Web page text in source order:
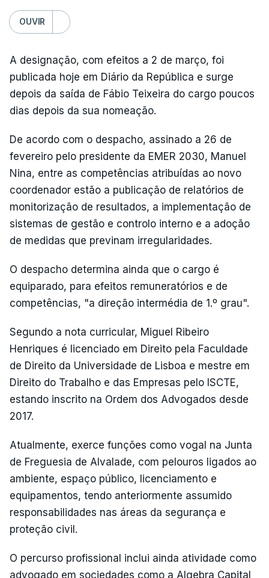
OUVIR
A designação, com efeitos a 2 de março, foi
publicada hoje em Diário da República e surge
depois da saída de Fábio Teixeira do cargo poucos
dias depois da sua nomeação.
De acordo com o despacho, assinado a 26 de
fevereiro pelo presidente da EMER 2030, Manuel
Nina, entre as competências atribuídas ao novo
coordenador estão a publicação de relatórios de
monitorização de resultados, a implementação de
sistemas de gestão e controlo interno e a adoção
de medidas que previnam irregularidades.
O despacho determina ainda que o cargo é
equiparado, para efeitos remuneratórios e de
competências, "a direção intermédia de 1.º grau".
Segundo a nota curricular, Miguel Ribeiro
Henriques é licenciado em Direito pela Faculdade
de Direito da Universidade de Lisboa e mestre em
Direito do Trabalho e das Empresas pelo ISCTE,
estando inscrito na Ordem dos Advogados desde
2017.
Atualmente, exerce funções como vogal na Junta
de Freguesia de Alvalade, com pelouros ligados ao
ambiente, espaço público, licenciamento e
equipamentos, tendo anteriormente assumido
responsabilidades nas áreas da segurança e
proteção civil.
O percurso profissional inclui ainda atividade como
advogado em sociedades como a Algebra Capital